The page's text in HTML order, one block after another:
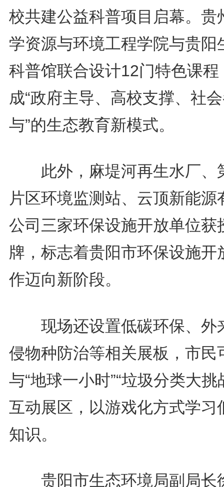
校共建公益科普项目启幕。贵
学资源与环境工程学院与贵阳
科普馆联合设计12门特色课程
成“政府主导、高校支撑、社
与”的生态教育新模式。
此外，麻堤河再生水厂、
片区环境监测站、云顶新能源
公司三家环保设施开放单位获
牌，标志着贵阳市环保设施开
作迈向新阶段。
现场还设置低碳环保、外
侵物种防治等相关展板，市民
与“地球一小时”“垃圾分类大挑
互动展区，以游戏化方式学习
知识。
贵阳市生态环境局副局长